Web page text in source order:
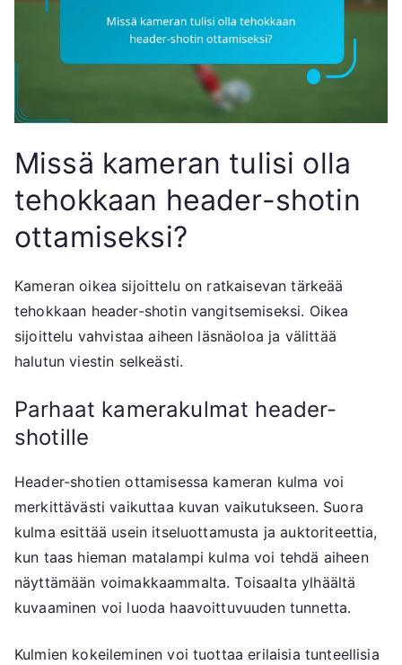
Missä kameran tulisi olla
tehokkaan header-shotin
ottamiseksi?
Kameran oikea sijoittelu on ratkaisevan tärkeää
tehokkaan header-shotin vangitsemiseksi. Oikea
sijoittelu vahvistaa aiheen läsnäoloa ja välittää
halutun viestin selkeästi.
Parhaat kamerakulmat header-
shotille
Header-shotien ottamisessa kameran kulma voi
merkittävästi vaikuttaa kuvan vaikutukseen. Suora
kulma esittää usein itseluottamusta ja auktoriteettia,
kun taas hieman matalampi kulma voi tehdä aiheen
näyttämään voimakkaammalta. Toisaalta ylhäältä
kuvaaminen voi luoda haavoittuvuuden tunnetta.
Kulmien kokeileminen voi tuottaa erilaisia tunteellisia